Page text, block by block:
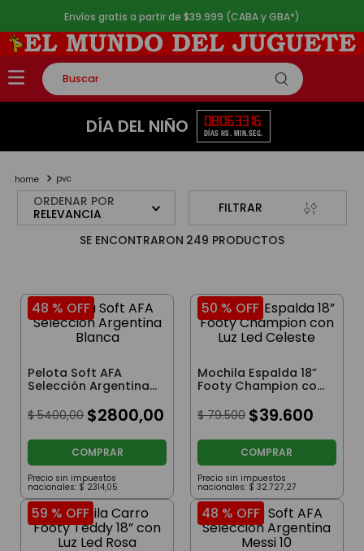
Envíos gratis a partir de $39.999 (CABA y GBA*)
Buscar
TÉRMINOS MÁS BUSCADOS
3.
peluche
4.
monopatin
DÍA DEL NIÑO 08
DÍAS
06
HS.
33
MIN.
16
SEG.
pvc
ORDENAR POR
RELEVANCIA
FILTRAR
249 PRODUCTOS
48 % OFF
Pelota Soft AFA
Selección Argentina
$ 5400,00 $2800,00
COMPRAR
Precio sin impuestos
nacionales: $ 2314,05
50 % OFF
Mochila Espalda 18”
Footy Champion con
Luz Led Celeste
$ 79.500 $39.600
COMPRAR
Precio sin impuestos
nacionales: $ 32.727,27
59 % OFF 48 % OFF